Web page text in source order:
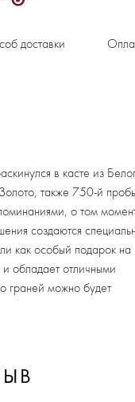
доставки
в касте из
также 750-й
о том
создаются
как особый подарок на
обладает отличными
граней можно будет